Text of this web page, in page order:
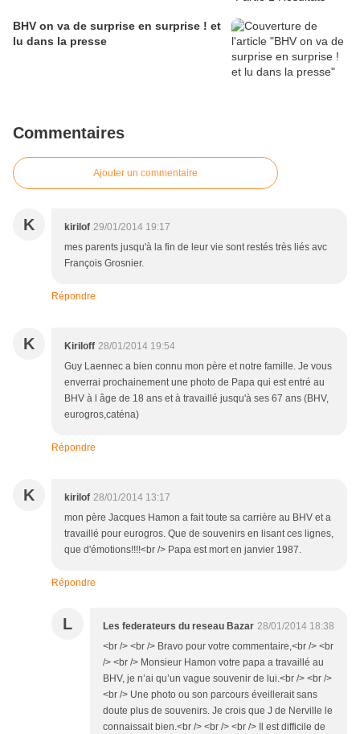
BHV on va de surprise en surprise ! et
lu dans la presse
Commentaires
Ajouter un commentaire
K kirilof 29/01/2014 19:17
mes parents jusqu'à la fin de leur vie sont restés très liés avc
François Grosnier.
Répondre
K Kiriloff 28/01/2014 19:54
Guy Laennec a bien connu mon père et notre famille. Je vous
enverrai prochainement une photo de Papa qui est entré au
BHV à l âge de 18 ans et à travaillé jusqu'à ses 67 ans (BHV,
eurogros,caténa)
Répondre
K kirilof 28/01/2014 13:17
mon père Jacques Hamon a fait toute sa carrière au BHV et a
travaillé pour eurogros. Que de souvenirs en lisant ces lignes,
que d'émotions!!!!<br /> Papa est mort en janvier 1987.
Répondre
L Les federateurs du reseau Bazar 28/01/2014 18:38
<br /> <br /> Bravo pour votre commentaire,<br /> <br
/> <br /> Monsieur Hamon votre papa a travaillé au
BHV, je n’ai qu’un vague souvenir de lui.<br /> <br />
<br /> Une photo ou son parcours éveillerait sans
doute plus de souvenirs. Je crois que J de Nerville le
connaissait bien.<br /> <br /> <br /> Il est difficile de